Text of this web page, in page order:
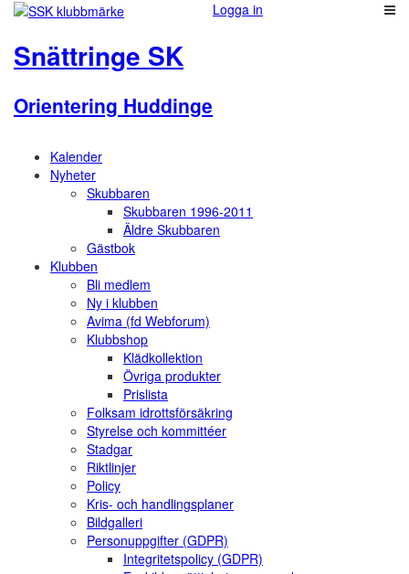
Logga in
Snättringe SK
Orientering Huddinge
Kalender
Nyheter
Skubbaren
Skubbaren 1996-2011
Äldre Skubbaren
Gästbok
Klubben
Bli medlem
Ny i klubben
Avima (fd Webforum)
Klubbshop
Klädkollektion
Övriga produkter
Prislista
Folksam idrottsförsäkring
Styrelse och kommittéer
Stadgar
Riktlinjer
Policy
Kris- och handlingsplaner
Bildgalleri
Personuppgifter (GDPR)
Integritetspolicy (GDPR)